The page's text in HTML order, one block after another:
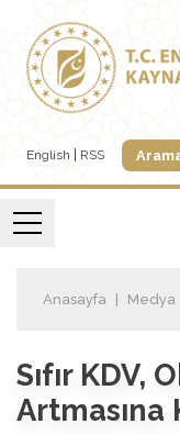
English RSS
Anasayfa Medya
Sıfır KDV,
Artmasına